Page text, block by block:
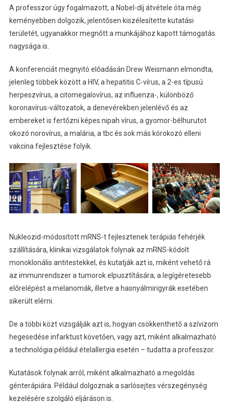
A professzor úgy fogalmazott, a Nobel-díj átvétele óta még
keményebben dolgozik, jelentősen kiszélesítette kutatási
területét, ugyanakkor megnőtt a munkájához kapott támogatás
nagysága is.
A konferenciát megnyitó előadásán Drew Weismann elmondta,
jelenleg többek között a HIV, a hepatitis C-vírus, a 2-es típusú
herpeszvírus, a citomegalovírus, az influenza-, különböző
koronavírus-változatok, a denevérekben jelenlévő és az
embereket is fertőzni képes nipah vírus, a gyomor-bélhurutot
okozó norovírus, a malária, a tbc és sok más kórokozó elleni
vakcina fejlesztése folyik.
Nukleozid-módosított mRNS-t fejlesztenek terápiás fehérjék
szállítására, klinikai vizsgálatok folynak az mRNS-kódolt
monoklonális antitestekkel, és kutatják azt is, miként vehető rá
az immunrendszer a tumorok elpusztítására, a legígéretesebb
előrelépést a melanomák, illetve a hasnyálmirigyrák esetében
sikerült elérni.
De a többi közt vizsgálják azt is, hogyan csökkenthető a szívizom
hegesedése infarktust követően, vagy azt, miként alkalmazható
a technológia például ételallergia esetén – tudatta a professzor.
Kutatások folynak arról, miként alkalmazható a megoldás
génterápiára. Például dolgoznak a sarlósejtes vérszegénység
kezelésére szolgáló eljáráson is.